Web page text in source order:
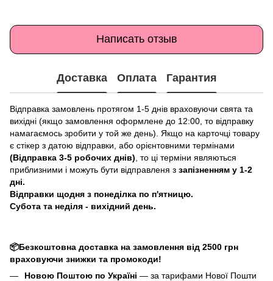
Написать отзыв
Доставка Оплата Гарантия
Відправка замовлень протягом 1-5 днів враховуючи свята та
вихідні (якщо замовлення оформлене до 12:00, то відправку
намагаємось зробити у той же день). Якщо на карточці товару
є стікер з датою відправки, або орієнтовними термінами
(Відправка 3-5 робочих днів) , то ці терміни являються
приблизними і можуть бути відправленя з запізненням у 1-2
дні.
Відправки щодня з понеділка по п'ятницю.
Субота та неділя - вихідний день.
📦Безкоштовна доставка на замовлення від 2500 грн
враховуючи знижки та промокоди!
Новою Поштою по Україні — за тарифами Нової Пошти